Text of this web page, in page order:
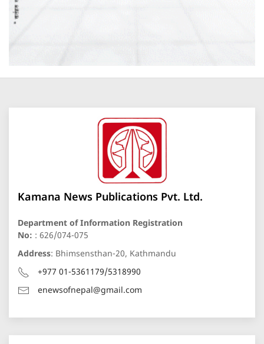
Kamana News Publications Pvt. Ltd.
Department of Information Registration
No: : 626/074-075
Address: Bhimsensthan-20, Kathmandu
+977 01-5361179/5318990
enewsofnepal@gmail.com